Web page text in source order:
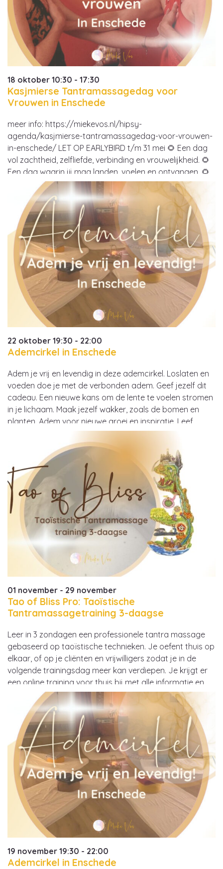
18 oktober 10:30 - 17:30
Kasjmierse Tantramassagedag voor
Vrouwen in Enschede
meer info: https://miekevos.nl/hipsy-
agenda/kasjmierse-tantramassagedag-voor-vrouwen-
in-enschede/ LET OP EARLYBIRD t/m 31 mei 🌻 Een dag
vol zachtheid, zelfliefde, verbinding en vrouwelijkheid. 🌻
Een dag waarin jij mag landen, voelen en ontvangen. 🌻
Een dag helemaal voor jou om liefdevol aangeraakt te
worden en aan te raken. 🌻 Een dag om te verbinden
met gelijkgestemde vrouwen. 🌻 Een dag…
22 oktober 19:30 - 22:00
Ademcirkel in Enschede
Adem je vrij en levendig in deze ademcirkel. Loslaten en
voeden doe je met de verbonden adem. Geef jezelf dit
cadeau. Een nieuwe kans om de lente te voelen stromen
in je lichaam. Maak jezelf wakker, zoals de bomen en
planten. Adem voor nieuwe groei en inspiratie. Leef,
liefde, vrijheid. Prachtige muziek gekoppeld aan de…
01 november - 29 november
Tao of Bliss Pro: Taoïstische
Tantramassagetraining 3-daagse
Leer in 3 zondagen een professionele tantra massage
gebaseerd op taoïstische technieken. Je oefent thuis op
elkaar, of op je cliënten en vrijwilligers zodat je in de
volgende trainingsdag meer kan verdiepen. Je krijgt er
een online training voor thuis bij met alle informatie en
video’s van technieken. EARLYBIRD: €420,00 t/m 30 juni
ZOMERMOMENT: €460,00…
19 november 19:30 - 22:00
Ademcirkel in Enschede